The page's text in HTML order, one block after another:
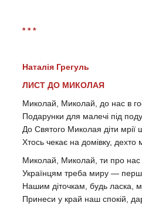
* * *
Наталія Грегуль
ЛИСТ ДО МИКОЛАЯ
Миколай, Миколай, до нас в
Подарунки для малечі під
До Святого Миколая діти мрії
Хтось чекає на домівку, дехто
Миколай, Миколай, ти про нас
Українцям треба миру —
Нашим діточкам, будь ласка,
Принеси у край наш спокій,